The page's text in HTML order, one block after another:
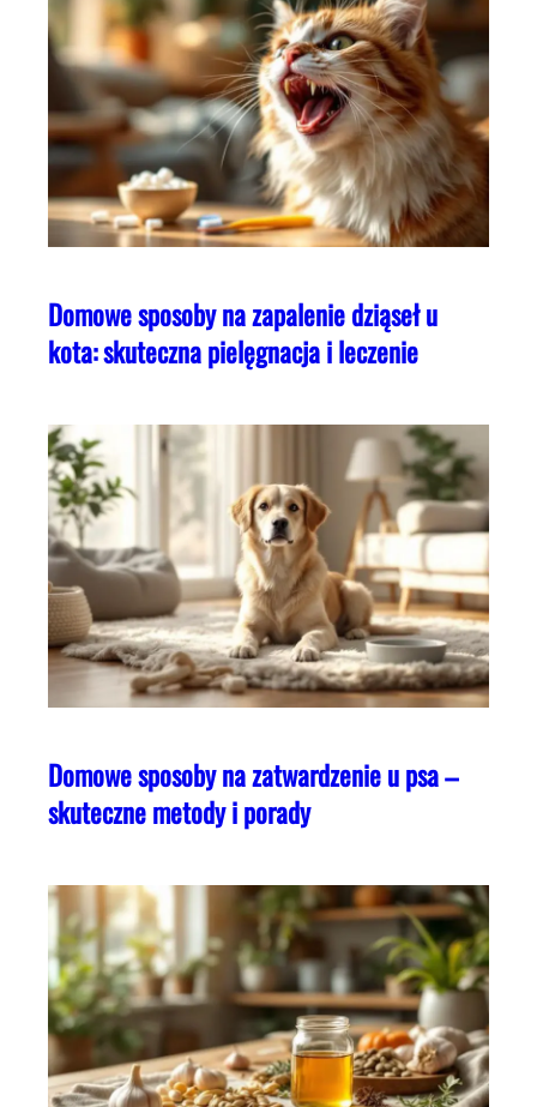
Domowe sposoby na zapalenie dziąseł u
kota: skuteczna pielęgnacja i leczenie
Domowe sposoby na zatwardzenie u psa –
skuteczne metody i porady